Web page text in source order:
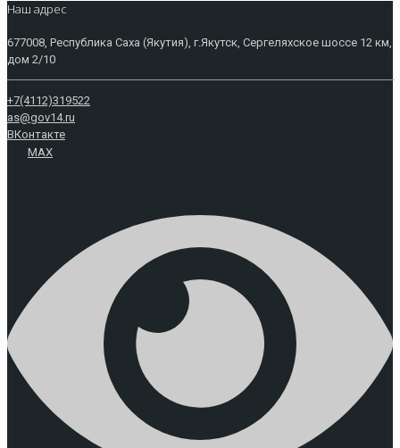
Наш адрес
677008, Республика Саха (Якутия), г.Якутск, Сергеляхское шоссе 12 км,
дом 2/10
+7(4112)319522
as@gov14.ru
ВКонтакте
MAX